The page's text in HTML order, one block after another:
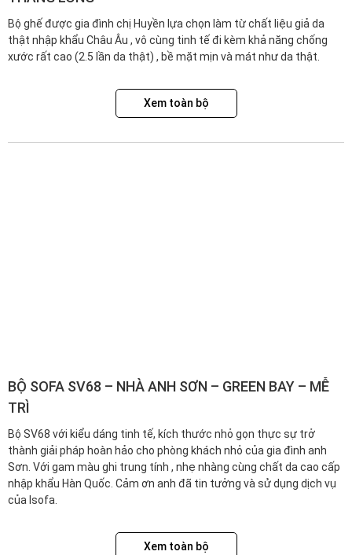
Bộ ghế được gia đình chị Huyền lựa chọn làm từ chất liệu giả da
thật nhập khẩu Châu Âu , vô cùng tinh tế đi kèm khả năng chống
xước rất cao (2.5 lần da thật) , bề mặt mịn và mát như da thật.
Xem toàn bộ
BỘ SOFA SV68 – NHÀ ANH SƠN – GREEN BAY – MỄ
TRÌ
Bộ SV68 với kiểu dáng tinh tế, kích thước nhỏ gọn thực sự trở
thành giải pháp hoàn hảo cho phòng khách nhỏ của gia đình anh
Sơn. Với gam màu ghi trung tính , nhẹ nhàng cùng chất da cao cấp
nhập khẩu Hàn Quốc. Cảm ơn anh đã tin tưởng và sử dụng dịch vụ
của Isofa.
Xem toàn bộ